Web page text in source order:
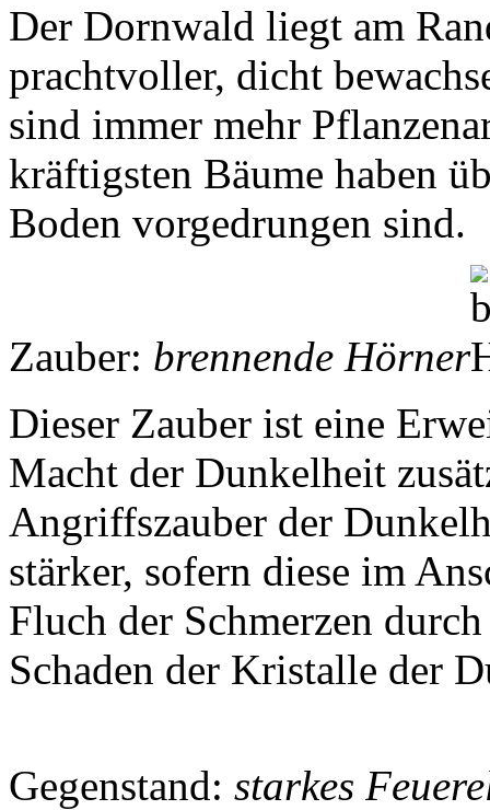
Der Dornwald liegt am
prachtvoller, dicht
sind immer mehr
kräftigsten Bäume haben
Boden vorgedrungen sind.
Zauber: brennende Hörner
Dieser Zauber ist eine
Macht der Dunkelheit
Angriffszauber der
stärker, sofern diese im
Fluch der Schmerzen
Schaden der Kristalle der
Gegenstand: starkes